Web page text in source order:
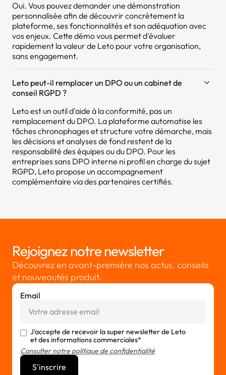
Oui. Vous pouvez demander une démonstration
personnalisée afin de découvrir concrètement la
plateforme, ses fonctionnalités et son adéquation avec
vos enjeux. Cette démo vous permet d’évaluer
rapidement la valeur de Leto pour votre organisation,
sans engagement.
Leto peut-il remplacer un DPO ou un cabinet de
conseil RGPD ?
Leto est un outil d'aide à la conformité, pas un
remplacement du DPO. La plateforme automatise les
tâches chronophages et structure votre démarche, mais
les décisions et analyses de fond restent de la
responsabilité des équipes ou du DPO. Pour les
entreprises sans DPO interne ni profil en charge du sujet
RGPD, Leto propose un accompagnement
complémentaire via des partenaires certifiés.
Rejoignez notre newsletter
Découvrez en avant-première nos actus, conseils
et nouveautés produit.
Email
J'accepte de recevoir la super newsletter de Leto
et des informations commerciales*
Consulter notre politique de confidentialité